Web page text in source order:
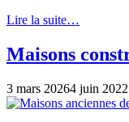
Lire la suite…
Maisons
3 mars 20264 juin 2022